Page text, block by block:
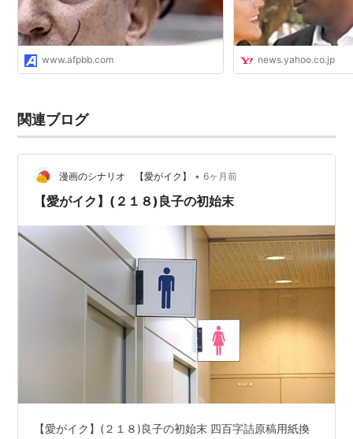
www.afpbb.com news.yahoo.co.jp
関連ブログ
漫画のシナリオ 【愛がイク】 • 6ヶ月前
【愛がイク】(２１８)良子の初始末
【愛がイク】(２１８)良子の初始末 四百字詰原稿用紙換